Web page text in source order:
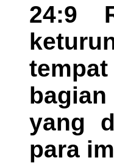
24:9
yang
para